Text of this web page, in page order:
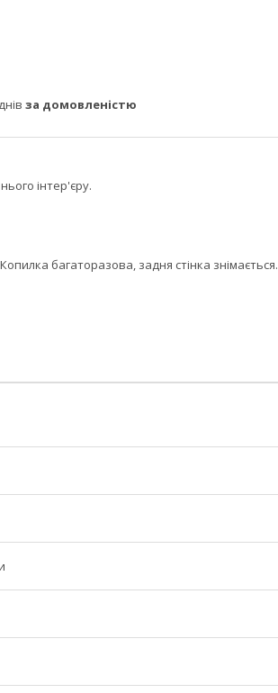
за домовленістю
інтер'єру.
багаторазова, задня стінка знімається.